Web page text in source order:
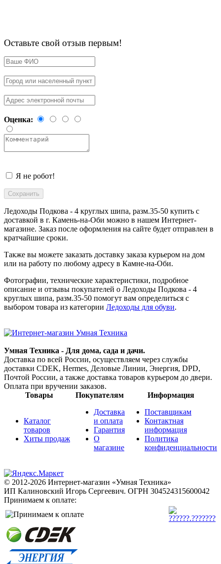
Оставьте свой отзыв первым!
Оценка:
Я не робот!
Ледоходы Подкова - 4 круглых шипа, разм.35-50 купить с
доставкой в г. Камень-на-Оби можно в нашем Интернет-
магазине. Заказ после оформления на сайте будет отправлен в
кратчайшие сроки.
Также вы можете заказать доставку заказа курьером на дом
или на работу по любому адресу в Камне-на-Оби.
Фотографии, технические характеристики, подробное
описание и отзывы покупателей о Ледоходы Подкова - 4
круглых шипа, разм.35-50 помогут вам определиться с
выбором товара из категории Ледоходы для обуви.
Умная Техника - Для дома, сада и дачи.
Доставка по всей России, осуществляем через службы
доставки CDEK, Hermes, Деловые Линии, Энергия, DPD,
Почтой России, а также доставка товаров курьером до двери.
Оплата при вручении заказов.
Товары
Покупателям Информация
Каталог
товаров
Хиты продаж
Доставка
и оплата
Гарантия
О
магазине
Поставщикам
Контактная
информация
Политика
конфиденциальности
© 2012-2026 Интернет-магазин «Умная Техника»
ИП Калиновский Игорь Сергеевич. ОГРН 304524315600042
Принимаем к оплате: